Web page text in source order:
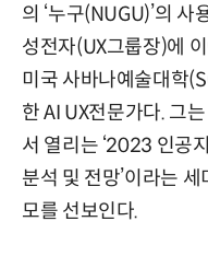
의 ‘누구(NUGU)’의 사
성전자(UX그룹장)에
미국 사바나예술대학
한 AI UX전문가다. 그
서 열리는 ‘2023 인공
분석 및 전망’이라는
모를 선보인다.